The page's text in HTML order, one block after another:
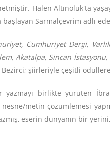
Halen Altınoluk'ta
başlayan Sarmalçevrim adlı
Cumhuriyet Dergi,
Akatalpa, Sincan
Bezirci; şiirleriyle çeşitli
yazmayı birlikte yürüten
metin çözümlemesi
eserin dünyanın bir